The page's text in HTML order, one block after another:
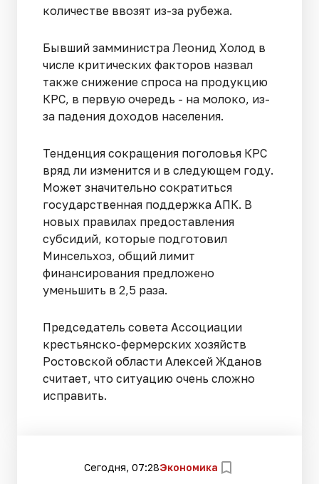
количестве ввозят из-за рубежа.
Бывший замминистра Леонид Холод в
числе критических факторов назвал
также снижение спроса на продукцию
КРС, в первую очередь - на молоко, из-
за падения доходов населения.
Тенденция сокращения поголовья КРС
вряд ли изменится и в следующем году.
Может значительно сократиться
государственная поддержка АПК. В
новых правилах предоставления
субсидий, которые подготовил
Минсельхоз, общий лимит
финансирования предложено
уменьшить в 2,5 раза.
Председатель совета Ассоциации
крестьянско-фермерских хозяйств
Ростовской области Алексей Жданов
считает, что ситуацию очень сложно
исправить.
Сегодня, 07:28Экономика